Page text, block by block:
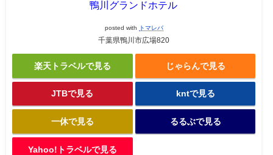
鴨川グランドホテル
posted with トマレバ
千葉県鴨川市広場820
楽天トラベルで見る じゃらんで見る
JTBで見る kntで見る
一休で見る るるぶで見る
Yahoo!トラベルで見る